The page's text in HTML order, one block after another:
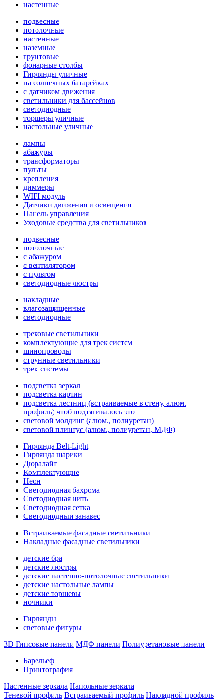
настенные
подвесные
потолочные
настенные
наземные
грунтовые
фонарные столбы
Гирлянды уличные
на солнечных батарейках
с датчиком движения
светильники для бассейнов
светодиодные
торшеры уличные
настольные уличные
лампы
абажуры
трансформаторы
пульты
крепления
диммеры
WIFI модуль
Датчики движения и освещения
Панель управления
Уходовые средства для светильников
подвесные
потолочные
с абажуром
с вентилятором
с пультом
светодиодные люстры
накладные
влагозащищенные
светодиодные
трековые светильники
комплектующие для трек систем
шинопроводы
струнные светильники
трек-системы
подсветка зеркал
подсветка картин
подсветка лестниц (встраиваемые в стену, алюм.
профиль) чтоб подтягивалось это
световой молдинг (алюм., полиуретан)
световой плинтус (алюм., полиуретан, МДФ)
Гирлянда Belt-Light
Гирлянда шарики
Дюралайт
Комплектующие
Неон
Светодиодная бахрома
Светодиодная нить
Светодиодная сетка
Светодиодный занавес
Встраиваемые фасадные светильники
Накладные фасадные светильники
детские бра
детские люстры
детские настенно-потолочные светильники
детские настольные лампы
детские торшеры
ночники
Гирлянды
световые фигуры
3D Гипсовые панели МДФ панели Полиуретановые панели
Барельеф
Принтография
Настенные зеркала Напольные зеркала
Теневой профиль Встраиваемый профиль Накладной профиль